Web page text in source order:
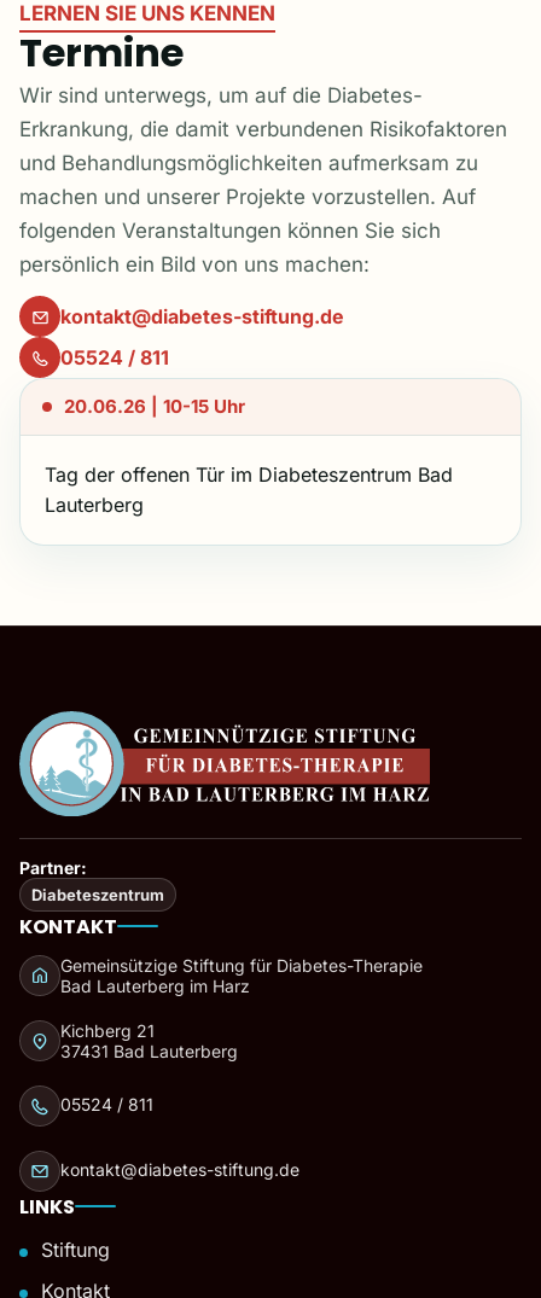
LERNEN SIE UNS KENNEN
Termine
Wir sind unterwegs, um auf die Diabetes-
Erkrankung, die damit verbundenen Risikofaktoren
und Behandlungsmöglichkeiten aufmerksam zu
machen und unserer Projekte vorzustellen. Auf
folgenden Veranstaltungen können Sie sich
persönlich ein Bild von uns machen:
kontakt@diabetes-stiftung.de
05524 / 811
20.06.26 | 10-15 Uhr
Tag der offenen Tür im Diabeteszentrum Bad
Lauterberg
Partner:
Diabeteszentrum
KONTAKT
Gemeinsützige Stiftung für Diabetes-Therapie
Bad Lauterberg im Harz
Kichberg 21
37431 Bad Lauterberg
05524 / 811
kontakt@diabetes-stiftung.de
LINKS
Stiftung
Kontakt